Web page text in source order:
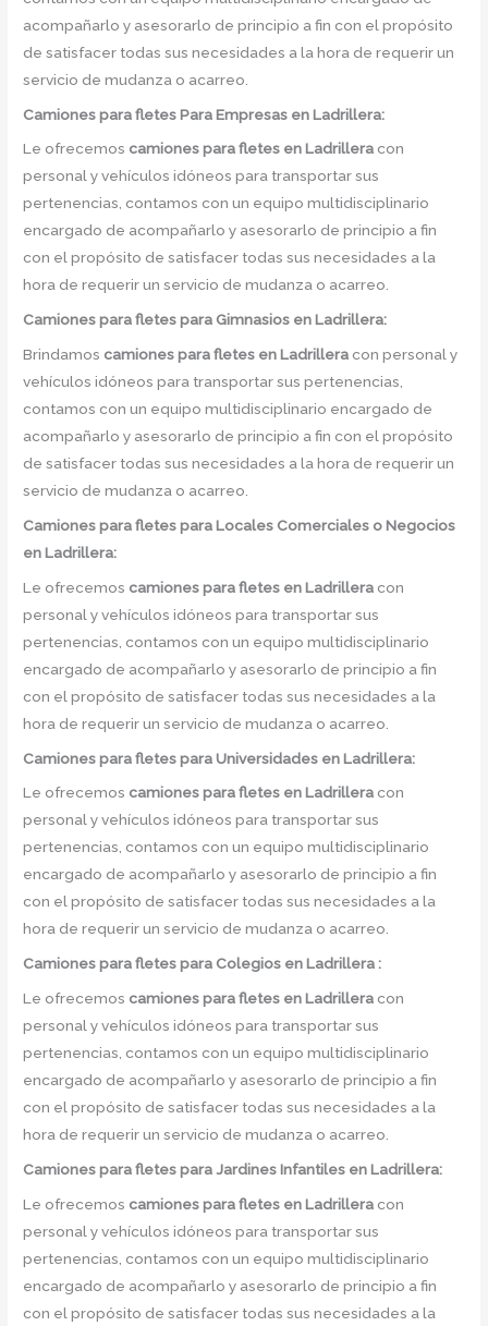
acompañarlo y asesorarlo de principio a fin con el propósito
de satisfacer todas sus necesidades a la hora de requerir un
servicio de mudanza o acarreo.
Camiones para fletesPara Empresas en Ladrillera:
Le ofrecemos camiones para fletes enLadrillera con
personal y vehículos idóneos para transportar sus
pertenencias, contamos con un equipo multidisciplinario
encargado de acompañarlo y asesorarlo de principio a fin
con el propósito de satisfacer todas sus necesidades a la
hora de requerir un servicio de mudanza o acarreo.
Camiones para fletespara Gimnasios en Ladrillera:
Brindamos camiones para fletes enLadrillera con personal y
vehículos idóneos para transportar sus pertenencias,
contamos con un equipo multidisciplinario encargado de
acompañarlo y asesorarlo de principio a fin con el propósito
de satisfacer todas sus necesidades a la hora de requerir un
servicio de mudanza o acarreo.
Camiones para fletespara Locales Comerciales o Negocios
en Ladrillera:
Le ofrecemos camiones para fletes enLadrillera con
personal y vehículos idóneos para transportar sus
pertenencias, contamos con un equipo multidisciplinario
encargado de acompañarlo y asesorarlo de principio a fin
con el propósito de satisfacer todas sus necesidades a la
hora de requerir un servicio de mudanza o acarreo.
Camiones para fletespara Universidades en Ladrillera:
Le ofrecemos camiones para fletes enLadrillera con
personal y vehículos idóneos para transportar sus
pertenencias, contamos con un equipo multidisciplinario
encargado de acompañarlo y asesorarlo de principio a fin
con el propósito de satisfacer todas sus necesidades a la
hora de requerir un servicio de mudanza o acarreo.
Camiones para fletespara Colegios en Ladrillera :
Le ofrecemos camiones para fletes enLadrillera con
personal y vehículos idóneos para transportar sus
pertenencias, contamos con un equipo multidisciplinario
encargado de acompañarlo y asesorarlo de principio a fin
con el propósito de satisfacer todas sus necesidades a la
hora de requerir un servicio de mudanza o acarreo.
Camiones para fletespara Jardines Infantiles en Ladrillera:
Le ofrecemos camiones para fletes enLadrillera con
personal y vehículos idóneos para transportar sus
pertenencias, contamos con un equipo multidisciplinario
encargado de acompañarlo y asesorarlo de principio a fin
con el propósito de satisfacer todas sus necesidades a la